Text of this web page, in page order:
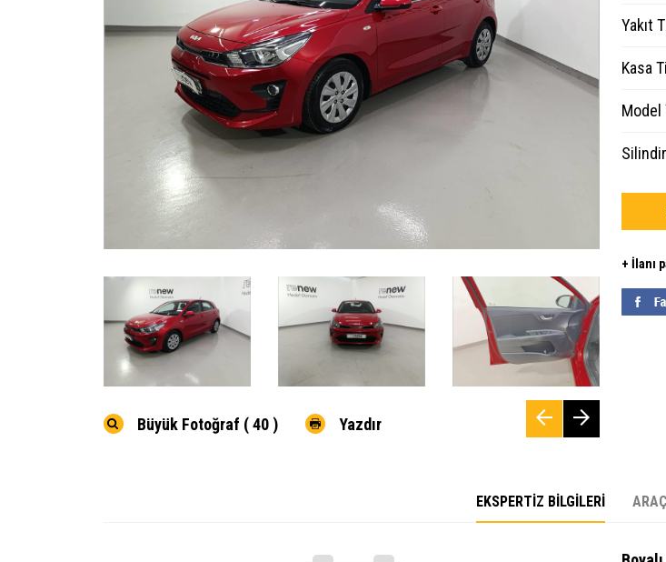
Büyük Fotoğraf ( 40 ) Yazdır
Yakıt
Kasa
Model
+ İlanı
EKSPERTİZ BİLGİLERİ